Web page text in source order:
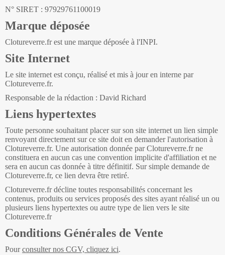
N° SIRET : 97929761100019
Marque déposée
Clotureverre.fr est une marque déposée à l'INPI.
Site Internet
Le site internet est conçu, réalisé et mis à jour en interne par
Clotureverre.fr.
Responsable de la rédaction : David Richard
Liens hypertextes
Toute personne souhaitant placer sur son site internet un lien simple
renvoyant directement sur ce site doit en demander l'autorisation à
Clotureverre.fr. Une autorisation donnée par Clotureverre.fr ne
constituera en aucun cas une convention implicite d'affiliation et ne
sera en aucun cas donnée à titre définitif. Sur simple demande de
Clotureverre.fr, ce lien devra être retiré.
Clotureverre.fr décline toutes responsabilités concernant les
contenus, produits ou services proposés des sites ayant réalisé un ou
plusieurs liens hypertextes ou autre type de lien vers le site
Clotureverre.fr
Conditions Générales de Vente
Pourconsulter nos CGV, cliquez ici.